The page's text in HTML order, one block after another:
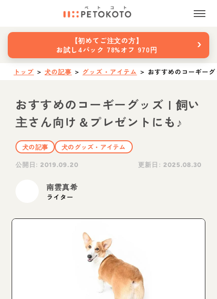
【初めてご注文の方】
お試し4パック 78%オフ 970円
›
トップ ＞ 犬の記事 ＞ グッズ・アイテム ＞ おすすめのコーギー
おすすめのコーギーグッズ | 飼い
主さん向け＆プレゼントにも♪
犬の記事
犬のグッズ・アイテム
公開日:2019.09.20 更新日: 2025.08.30
南雲真希
ライター